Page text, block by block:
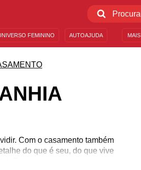
MAIS
FEMININO AUTOAJUDA
Com o casamento também
do que é seu, do que vive
Diga sim!